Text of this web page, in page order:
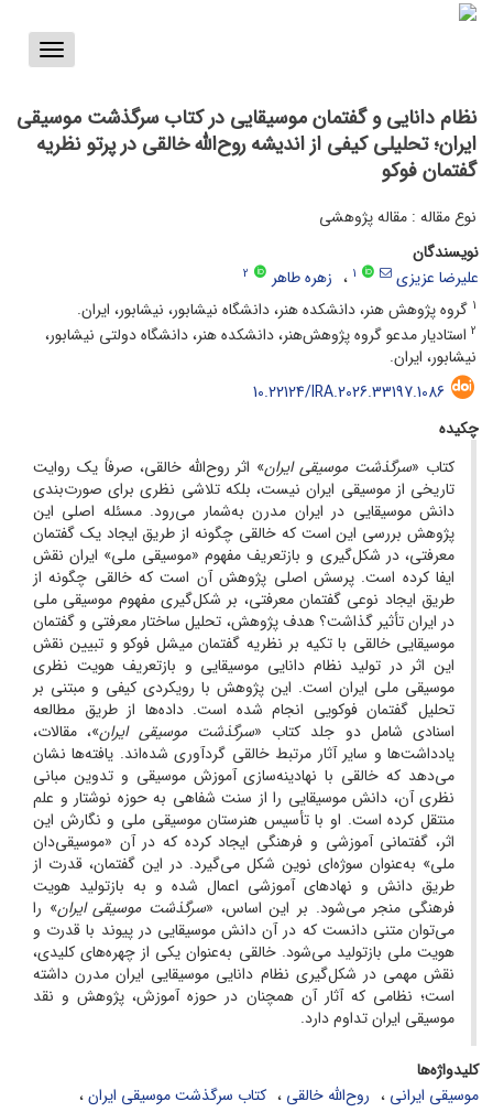
Toggle
نظام دانایی و گفتمان موسیقایی در کتاب سرگذشت موسیقی
ایران؛ تحلیلی کیفی از اندیشه روح‌الله خالقی در پرتو نظریه
گفتمان فوکو
نوع مقاله : مقاله پژوهشی
نویسندگان
علیرضا عزیزی
1 زهره طاهر
2
1 گروه پژوهش هنر، دانشکده هنر، دانشگاه نیشابور، نیشابور، ایران.
2 استادیار مدعو گروه پژوهش‌هنر، دانشکده هنر، دانشگاه دولتی نیشابور،
نیشابور، ایران.
10.22124/IRA.2026.33197.1086
چکیده
کتاب «سرگذشت موسیقی ایران» اثر روح‌الله خالقی، صرفاً یک روایت
تاریخی از موسیقی ایران نیست، بلکه تلاشی نظری برای صورت‌بندی
دانش موسیقایی در ایران مدرن به‌شمار می‌رود. مسئله اصلی این
پژوهش بررسی این است که خالقی چگونه از طریق ایجاد یک گفتمان
معرفتی، در شکل‌گیری و بازتعریف مفهوم «موسیقی ملی» ایران نقش
ایفا کرده است. پرسش اصلی پژوهش آن است که خالقی چگونه از
طریق ایجاد نوعی گفتمان معرفتی، بر شکل‌گیری مفهوم موسیقی ملی
در ایران تأثیر گذاشت؟ هدف پژوهش، تحلیل ساختار معرفتی و گفتمان
موسیقایی خالقی با تکیه بر نظریه گفتمان میشل فوکو و تبیین نقش
این اثر در تولید نظام دانایی موسیقایی و بازتعریف هویت نظری
موسیقی ملی ایران است. این پژوهش با رویکردی کیفی و مبتنی بر
تحلیل گفتمان فوکویی انجام شده است. داده‌ها از طریق مطالعه
اسنادی شامل دو جلد کتاب «سرگذشت موسیقی ایران»، مقالات،
یادداشت‌ها و سایر آثار مرتبط خالقی گردآوری شده‌اند. یافته‌ها نشان
می‌دهد که خالقی با نهادینه‌سازی آموزش موسیقی و تدوین مبانی
نظری آن، دانش موسیقایی را از سنت شفاهی به حوزه نوشتار و علم
منتقل کرده است. او با تأسیس هنرستان موسیقی ملی و نگارش این
اثر، گفتمانی آموزشی و فرهنگی ایجاد کرده که در آن «موسیقی‌دان
ملی» به‌عنوان سوژه‌ای نوین شکل می‌گیرد. در این گفتمان، قدرت از
طریق دانش و نهادهای آموزشی اعمال شده و به بازتولید هویت
فرهنگی منجر می‌شود. بر این اساس، «سرگذشت موسیقی ایران» را
می‌توان متنی دانست که در آن دانش موسیقایی در پیوند با قدرت و
هویت ملی بازتولید می‌شود. خالقی به‌عنوان یکی از چهره‌های کلیدی،
نقش مهمی در شکل‌گیری نظام دانایی موسیقایی ایران مدرن داشته
است؛ نظامی که آثار آن همچنان در حوزه آموزش، پژوهش و نقد
موسیقی ایران تداوم دارد.
کلیدواژه‌ها
موسیقی ایرانی
روح‌الله خالقی
کتاب سرگذشت موسیقی ایران